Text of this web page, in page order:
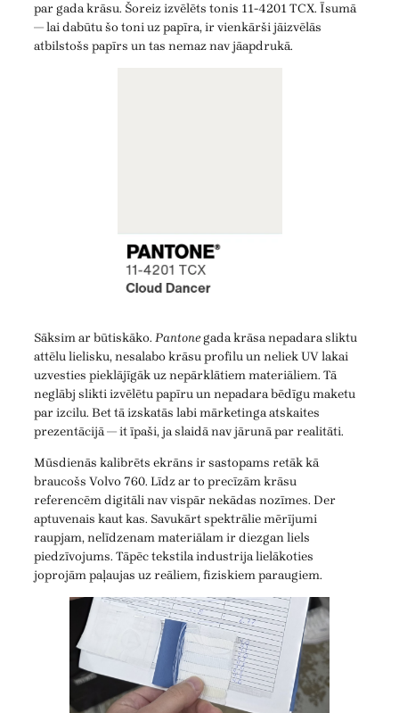
par gada krāsu. Šoreiz izvēlēts tonis 11-4201 TCX. Īsumā
— lai dabūtu šo toni uz papīra, ir vienkārši jāizvēlās
atbilstošs papīrs un tas nemaz nav jāapdrukā.
Sāksim ar būtiskāko. Pantonegada krāsa nepadara sliktu
attēlu lielisku, nesalabo krāsu profilu un neliek UV lakai
uzvesties pieklājīgāk uz nepārklātiem materiāliem. Tā
neglābj slikti izvēlētu papīru un nepadara bēdīgu maketu
par izcilu. Bet tā izskatās labi mārketinga atskaites
prezentācijā — it īpaši, ja slaidā nav jārunā par realitāti.
Mūsdienās kalibrēts ekrāns ir sastopams retāk kā
braucošs Volvo 760. Līdz ar to precīzām krāsu
referencēm digitāli nav vispār nekādas nozīmes. Der
aptuvenais kaut kas. Savukārt spektrālie mērījumi
raupjam, nelīdzenam materiālam ir diezgan liels
piedzīvojums. Tāpēc tekstila industrija lielākoties
joprojām paļaujas uz reāliem, fiziskiem paraugiem.